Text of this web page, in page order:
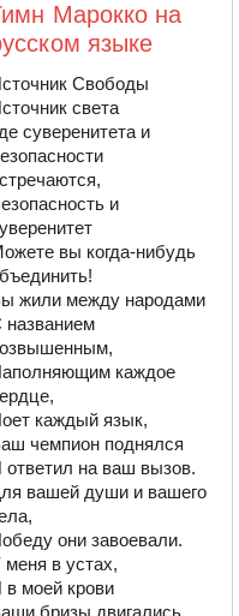
Марокко на
языке
Свободы
света
суверенитета и
и
вы когда-нибудь
жили между народами
названием
каждое
каждый язык,
чемпион поднялся
ответил на ваш вызов.
вашей души и вашего
они завоевали.
меня в устах,
в моей крови
бризы двигались